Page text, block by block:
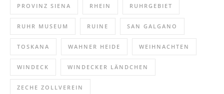
PROVINZ SIENA RHEIN RUHRGEBIET
RUHR MUSEUM RUINE SAN GALGANO
TOSKANA WAHNER HEIDE WEIHNACHTEN
WINDECK WINDECKER LÄNDCHEN
ZECHE ZOLLVEREIN